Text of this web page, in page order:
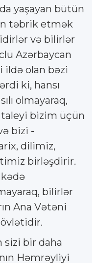
yaşayan bütün
təbrik etmək
və bilirlər
Azərbaycan
ildə olan bəzi
ki, hansı
olmayaraq,
taleyi bizim üçün
bizi -
dilimiz,
birləşdirir.
bilirlər
Ana Vətəni
sizi bir daha
Həmrəyliyi